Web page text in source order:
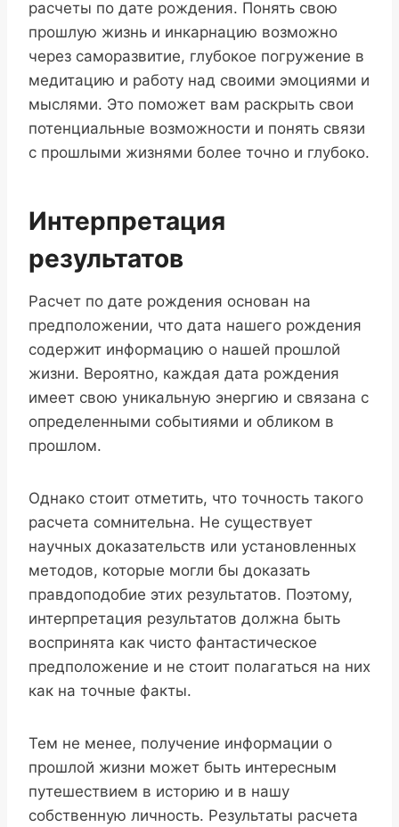
расчеты по дате рождения. Понять свою
прошлую жизнь и инкарнацию возможно
через саморазвитие, глубокое погружение в
медитацию и работу над своими эмоциями и
мыслями. Это поможет вам раскрыть свои
потенциальные возможности и понять связи
с прошлыми жизнями более точно и глубоко.
Интерпретация
результатов
Расчет по дате рождения основан на
предположении, что дата нашего рождения
содержит информацию о нашей прошлой
жизни. Вероятно, каждая дата рождения
имеет свою уникальную энергию и связана с
определенными событиями и обликом в
прошлом.
Однако стоит отметить, что точность такого
расчета сомнительна. Не существует
научных доказательств или установленных
методов, которые могли бы доказать
правдоподобие этих результатов. Поэтому,
интерпретация результатов должна быть
воспринята как чисто фантастическое
предположение и не стоит полагаться на них
как на точные факты.
Тем не менее, получение информации о
прошлой жизни может быть интересным
путешествием в историю и в нашу
собственную личность. Результаты расчета